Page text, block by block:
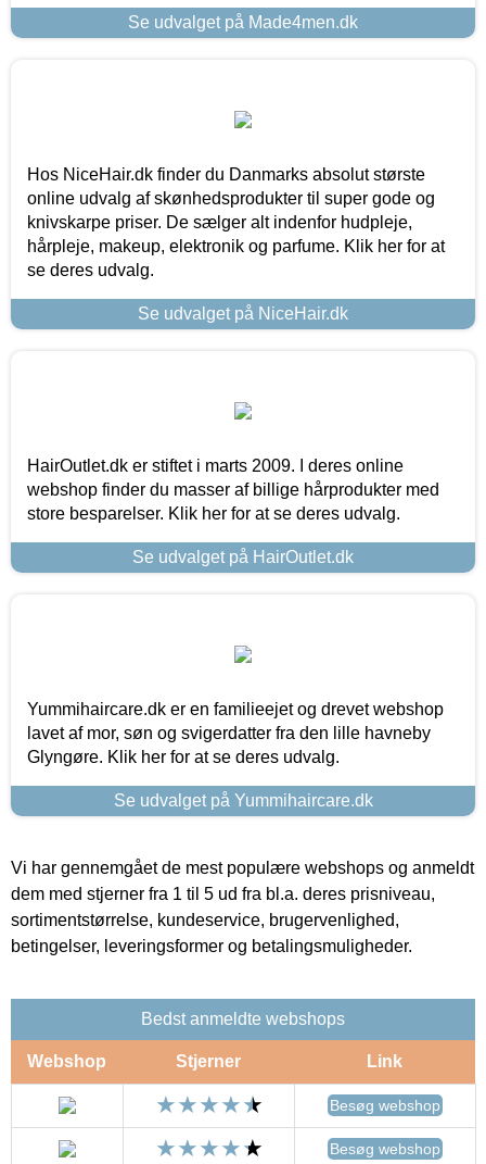
Se udvalget på Made4men.dk
Hos NiceHair.dk finder du Danmarks absolut største
online udvalg af skønhedsprodukter til super gode og
knivskarpe priser. De sælger alt indenfor hudpleje,
hårpleje, makeup, elektronik og parfume. Klik her for at
se deres udvalg.
Se udvalget på NiceHair.dk
HairOutlet.dk er stiftet i marts 2009. I deres online
webshop finder du masser af billige hårprodukter med
store besparelser. Klik her for at se deres udvalg.
Se udvalget på HairOutlet.dk
Yummihaircare.dk er en familieejet og drevet webshop
lavet af mor, søn og svigerdatter fra den lille havneby
Glyngøre. Klik her for at se deres udvalg.
Se udvalget på Yummihaircare.dk
Vi har gennemgået de mest populære webshops og anmeldt
dem med stjerner fra 1 til 5 ud fra bl.a. deres prisniveau,
sortimentstørrelse, kundeservice, brugervenlighed,
betingelser, leveringsformer og betalingsmuligheder.
Bedst anmeldte webshops
Webshop Stjerner Link
Besøg webshop
Besøg webshop